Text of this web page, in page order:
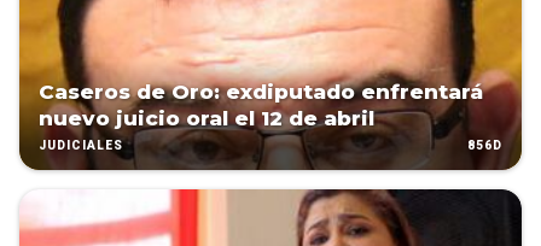
Caseros de Oro: exdiputado enfrentará
nuevo juicio oral el 12 de abril
JUDICIALES 856D